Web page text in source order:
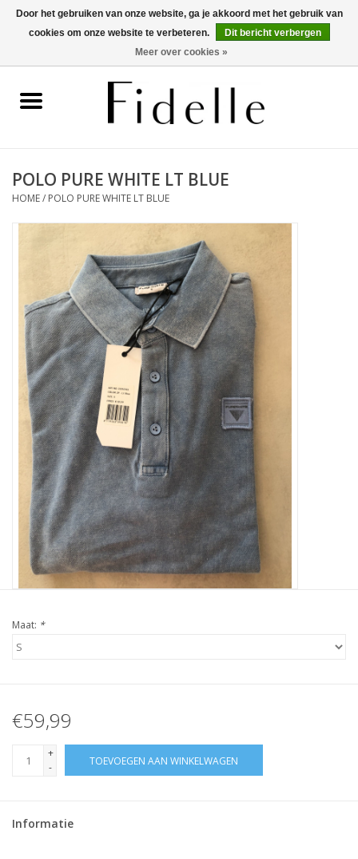
0 Artikelen - €0,00
Merken
POLO PURE WHITE LT BLUE
HOME/ POLO PURE WHITE LT BLUE
Maat: *
€59,99
+
-
TOEVOEGEN AAN WINKELWAGEN
Informatie
Door het gebruiken van onze website, ga je akkoord met het gebruik van
cookies om onze website te verbeteren.
Dit bericht verbergen
Meer over cookies »